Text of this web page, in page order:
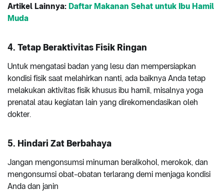
Artikel Lainnya: Daftar Makanan Sehat untuk Ibu Hamil
Muda
4. Tetap Beraktivitas Fisik Ringan
Untuk mengatasi badan yang lesu dan mempersiapkan
kondisi fisik saat melahirkan nanti, ada baiknya Anda tetap
melakukan aktivitas fisik khusus ibu hamil, misalnya yoga
prenatal atau kegiatan lain yang direkomendasikan oleh
dokter.
5. Hindari Zat Berbahaya
Jangan mengonsumsi minuman beralkohol, merokok, dan
mengonsumsi obat-obatan terlarang demi menjaga kondisi
Anda dan janin